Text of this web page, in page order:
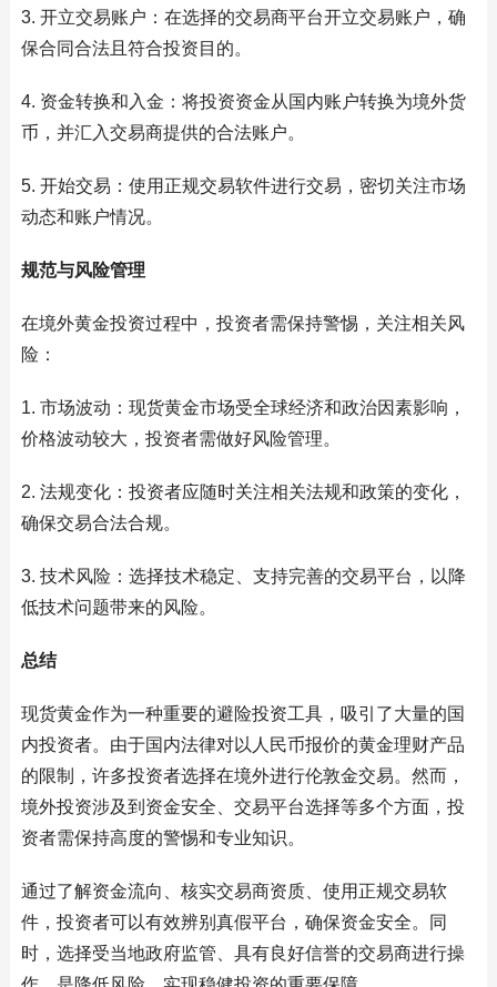
3. 开立交易账户：在选择的交易商平台开立交易账户，确
保合同合法且符合投资目的。
4. 资金转换和入金：将投资资金从国内账户转换为境外货
币，并汇入交易商提供的合法账户。
5. 开始交易：使用正规交易软件进行交易，密切关注市场
动态和账户情况。
规范与风险管理
在境外黄金投资过程中，投资者需保持警惕，关注相关风
险：
1. 市场波动：现货黄金市场受全球经济和政治因素影响，
价格波动较大，投资者需做好风险管理。
2. 法规变化：投资者应随时关注相关法规和政策的变化，
确保交易合法合规。
3. 技术风险：选择技术稳定、支持完善的交易平台，以降
低技术问题带来的风险。
总结
现货黄金作为一种重要的避险投资工具，吸引了大量的国
内投资者。由于国内法律对以人民币报价的黄金理财产品
的限制，许多投资者选择在境外进行伦敦金交易。然而，
境外投资涉及到资金安全、交易平台选择等多个方面，投
资者需保持高度的警惕和专业知识。
通过了解资金流向、核实交易商资质、使用正规交易软
件，投资者可以有效辨别真假平台，确保资金安全。同
时，选择受当地政府监管、具有良好信誉的交易商进行操